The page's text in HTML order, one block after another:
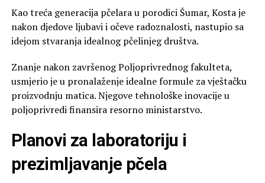
Kao treća generacija pčelara u porodici Šumar, Kosta je
nakon djedove ljubavi i očeve radoznalosti, nastupio sa
idejom stvaranja idealnog pčelinjeg društva.
Znanje nakon završenog Poljoprivrednog fakulteta,
usmjerio je u pronalaženje idealne formule za vještačku
proizvodnju matica. Njegove tehnološke inovacije u
poljoprivredi finansira resorno ministarstvo.
Planovi za laboratoriju i
prezimljavanje pčela